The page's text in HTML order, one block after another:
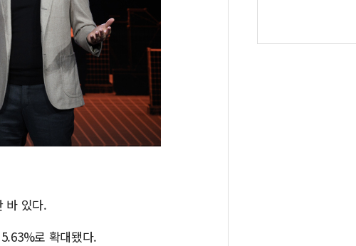
바 있다.
로 확대됐다.